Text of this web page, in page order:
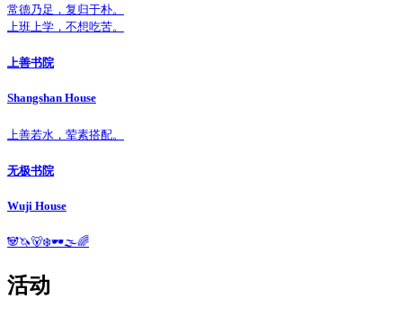
常德乃足，复归于朴。
上班上学，不想吃苦。
上善书院
Shangshan House
上善若水，荤素搭配。
无极书院
Wuji House
🐼🦄🐻‍❄️🕶️🌫️🌈
活动